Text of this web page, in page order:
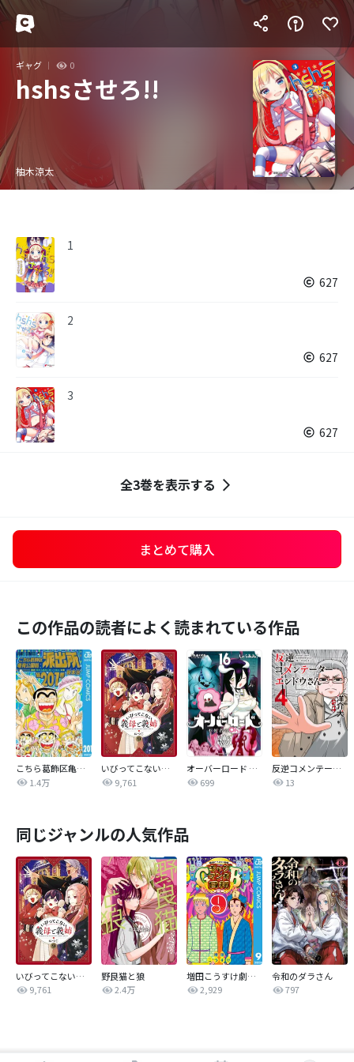
ギャグ 0
hshsさせろ!!
柚木涼太
1
627
2
627
3
627
全3巻を表示する
まとめて購入
この作品の読者によく読まれている作品
こちら葛飾区亀有公園前派出所
1.4万
いびってこない義母と義姉
9,761
オーバーロード 不死者のOh!
699
反逆コメンテーターエンドウさん
13
同じジャンルの人気作品
いびってこない義母と義姉
9,761
野良猫と狼
2.4万
増田こうすけ劇場 ギャグマンガ日和GB
2,929
令和のダラさん
797